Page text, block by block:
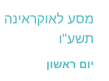
תשע"ו
יום ראשון